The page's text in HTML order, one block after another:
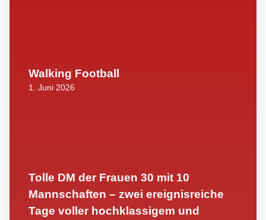
Walking Football
1. Juni 2026
Tolle DM der Frauen 30 mit 10
Mannschaften – zwei ereignisreiche
Tage voller hochklassigem und